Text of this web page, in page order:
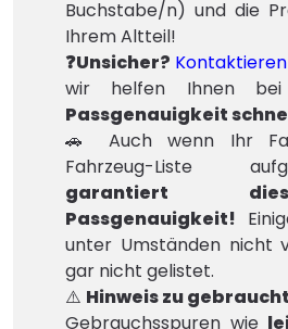
Buchstabe/n) und die
Ihrem Altteil!
❓Unsicher? Kontaktieren
wir helfen Ihnen
Passgenauigkeit
🚗 Auch wenn Ihr
Fahrzeug-Liste
garantiert
Passgenauigkeit!
unter Umständen nicht
gar nicht gelistet.
⚠️ Hinweis zu
Gebrauchsspuren wie